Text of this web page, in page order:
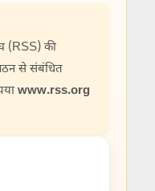
(RSS) की
से संबंधित
www.rss.org